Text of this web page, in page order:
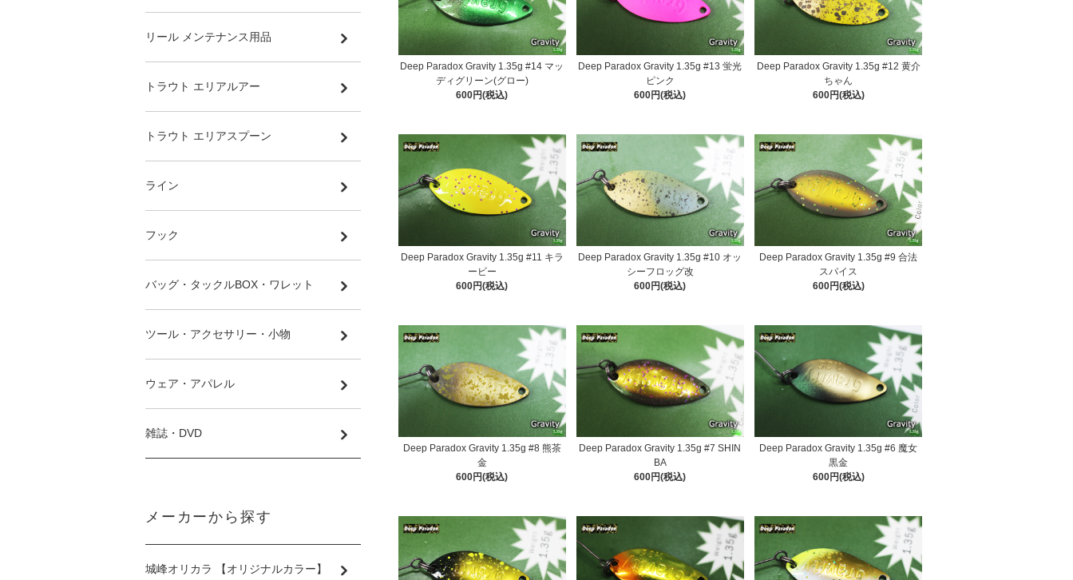
Deep Paradox Gravity 1.35g #14 マッ
ディグリーン(グロー)
600円(税込)
Deep Paradox Gravity 1.35g #13 蛍光
ピンク
600円(税込)
Deep Paradox Gravity 1.35g #12 黄介
ちゃん
600円(税込)
Deep Paradox Gravity 1.35g #11 キラ
ービー
600円(税込)
Deep Paradox Gravity 1.35g #10 オッ
シーフロッグ改
600円(税込)
Deep Paradox Gravity 1.35g #9 合法
スパイス
600円(税込)
Deep Paradox Gravity 1.35g #8 熊茶
金
600円(税込)
Deep Paradox Gravity 1.35g #7 SHIN
BA
600円(税込)
Deep Paradox Gravity 1.35g #6 魔女
黒金
600円(税込)
リール メンテナンス用品
トラウト エリアルアー
トラウト エリアスプーン
ライン
フック
バッグ・タックルBOX・ワレット
ツール・アクセサリー・小物
ウェア・アパレル
雑誌・DVD
メーカーから探す
城峰オリカラ 【オリジナルカラー】